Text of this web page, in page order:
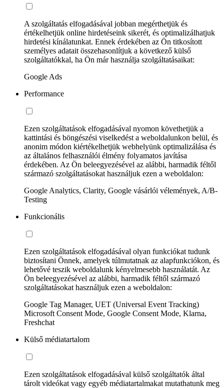
A szolgáltatás elfogadásával jobban megérthetjük és
értékelhetjük online hirdetéseink sikerét, és optimalizálhatjuk
hirdetési kínálatunkat. Ennek érdekében az Ön titkosított
személyes adatait összehasonlítjuk a következő külső
szolgáltatókkal, ha Ön már használja szolgáltatásaikat:
Google Ads
Performance
Ezen szolgáltatások elfogadásával nyomon követhetjük a
kattintási és böngészési viselkedést a weboldalunkon belül, és
anonim módon kiértékelhetjük webhelyünk optimalizálása és
az általános felhasználói élmény folyamatos javítása
érdekében. Az Ön beleegyezésével az alábbi, harmadik féltől
származó szolgáltatásokat használjuk ezen a weboldalon:
Google Analytics, Clarity, Google vásárlói vélemények, A/B-
Testing
Funkcionális
Ezen szolgáltatások elfogadásával olyan funkciókat tudunk
biztosítani Önnek, amelyek túlmutatnak az alapfunkciókon, és
lehetővé teszik weboldalunk kényelmesebb használatát. Az
Ön beleegyezésével az alábbi, harmadik féltől származó
szolgáltatásokat használjuk ezen a weboldalon:
Google Tag Manager, UET (Universal Event Tracking)
Microsoft Consent Mode, Google Consent Mode, Klarna,
Freshchat
Külső médiatartalom
Ezen szolgáltatások elfogadásával külső szolgáltatók által
tárolt videókat vagy egyéb médiatartalmakat mutathatunk meg